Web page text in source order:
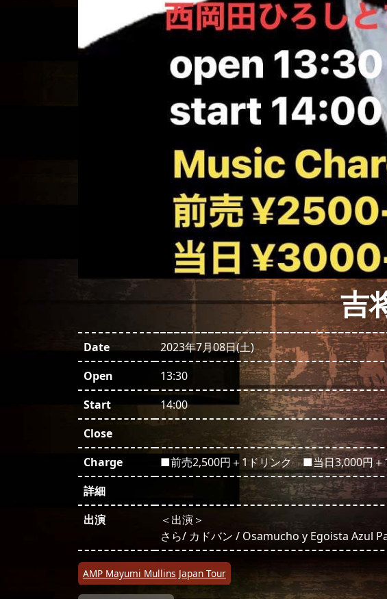
吉
Date
2023年7月08日(土)
Open
13:30
Start
14:00
Close
Charge
■前売2,500円＋1ドリンク ■当日3,000円＋
詳細
出演
＜出演＞
さら/ カドバン / Osamucho y Egoista Azul
投稿ナビゲーション
AMP Mayumi Mullins Japan Tour